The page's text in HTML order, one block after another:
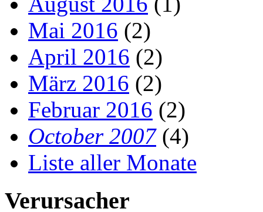
Mai 2016 (2)
April 2016 (2)
März 2016 (2)
Februar 2016 (2)
October 2007(4)
Liste aller Monate
Verursacher